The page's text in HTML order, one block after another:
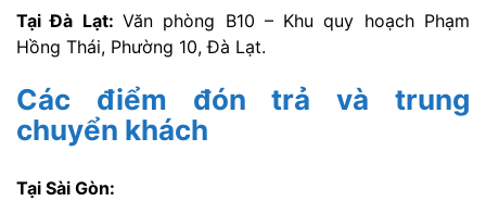
Tại Đà Lạt: Văn phòng B10 – Khu quy hoạch Phạm
Hồng Thái, Phường 10, Đà Lạt.
Các điểm đón trả và trung
chuyển khách
Tại Sài Gòn: